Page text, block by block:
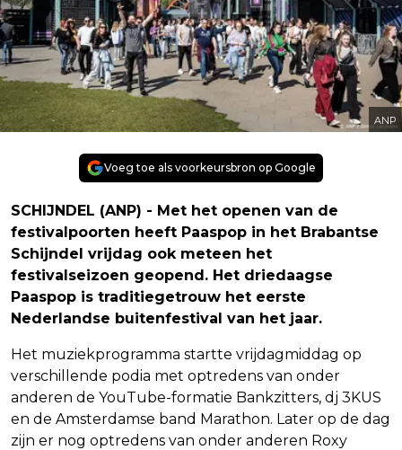
ANP
Voeg toe als voorkeursbron op Google
SCHIJNDEL (ANP) - Met het openen van de
festivalpoorten heeft Paaspop in het Brabantse
Schijndel vrijdag ook meteen het
festivalseizoen geopend. Het driedaagse
Paaspop is traditiegetrouw het eerste
Nederlandse buitenfestival van het jaar.
Het muziekprogramma startte vrijdagmiddag op
verschillende podia met optredens van onder
anderen de YouTube-formatie Bankzitters, dj 3KUS
en de Amsterdamse band Marathon. Later op de dag
zijn er nog optredens van onder anderen Roxy